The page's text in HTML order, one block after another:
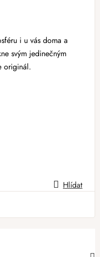
i u vás doma a
svým jedinečným
originál.
Hlídat